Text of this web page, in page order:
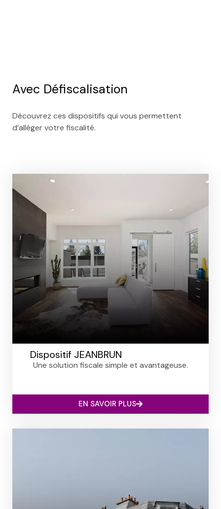
Avec Défiscalisation
Découvrez ces dispositifs qui vous permettent
d’alléger votre fiscalité.
Dispositif JEANBRUN
Une solution fiscale simple et avantageuse.
EN SAVOIR PLUS